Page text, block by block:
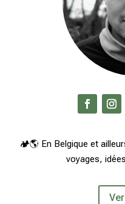
🏕🌎 En Belgique et
voyages, idées